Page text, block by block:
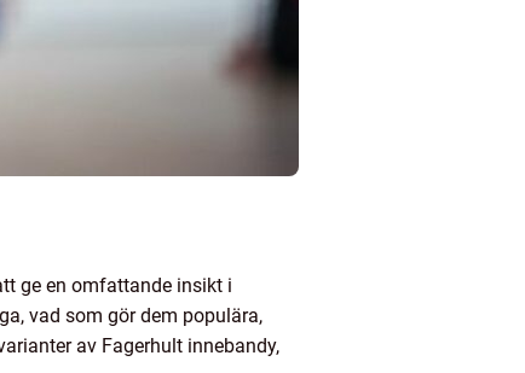
ge en omfattande insikt i
vad som gör dem populära,
av Fagerhult innebandy,